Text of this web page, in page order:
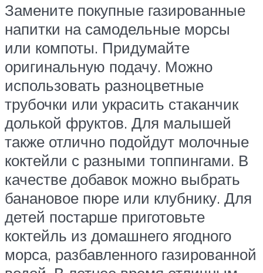
Замените покупные газированные
напитки на самодельные морсы
или компоты. Придумайте
оригинальную подачу. Можно
использовать разноцветные
трубочки или украсить стаканчик
долькой фруктов. Для малышей
также отлично подойдут молочные
коктейли с разными топпингами. В
качестве добавок можно выбрать
банановое пюре или клубнику. Для
детей постарше приготовьте
коктейль из домашнего ягодного
морса, разбавленного газированной